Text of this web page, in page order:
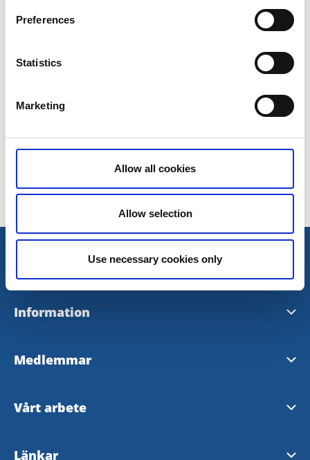
Preferences
Statistics
Marketing
Allow all cookies
Allow selection
Use necessary cookies only
• Turistguide, kartor och produktblad
• Ett personalteam med känsla för värdskap och
Senast uppdaterad:18 juli 2026
Kontakta oss
Hitta oss på LinkedIn
Kontakta webbansvarig
Information
Turistguide 2026
Medlemmar
Våra medlemmar
Vårt arbete
Om oss
Länkar